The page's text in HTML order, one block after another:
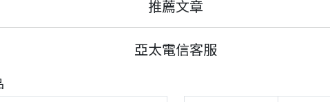
推薦文章
亞太電信客服